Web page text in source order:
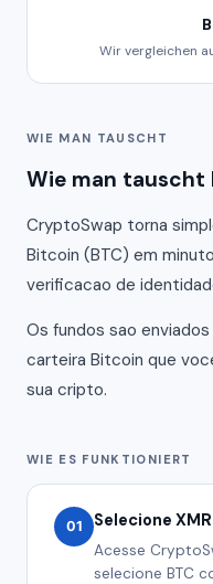
Wir vergleichen
WIE MAN TAUSCHT
Wie man tauscht
CryptoSwap torna
Bitcoin (BTC) em
verificacao de
Os fundos sao
carteira Bitcoin que
sua cripto.
WIE ES FUNKTIONIERT
01 Selecione
Acesse
selecione BTC